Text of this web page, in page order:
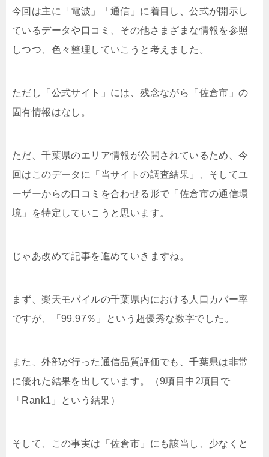
今回は主に「電波」「通信」に着目し、公式が開示し
ているデータや口コミ、その他さまざまな情報を参照
しつつ、色々整理していこうと考えました。
ただし「公式サイト」には、残念ながら「佐倉市」の
固有情報はなし。
ただ、千葉県のエリア情報が公開されているため、今
回はこのデータに「当サイトの調査結果」、そしてユ
ーザーからの口コミを合わせる形で「佐倉市の通信環
境」を特定していこうと思います。
じゃあ改めて記事を進めていきますね。
まず、楽天モバイルの千葉県内における人口カバー率
ですが、「99.97％」という超優秀な数字でした。
また、外部が行った通信品質評価でも、千葉県は非常
に優れた結果を出しています。（9項目中2項目で
「Rank1」という結果）
そして、この事実は「佐倉市」にも該当し、少なくと